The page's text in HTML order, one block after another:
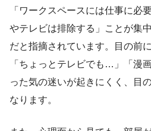
「ワークスペースには仕事に必
やテレビは排除する」ことが集
だと指摘されています。目の前
「ちょっとテレビでも…」「漫
った気の迷いが起きにくく、目
なります。